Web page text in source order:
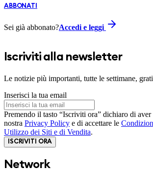
ABBONATI
Sei già abbonato?Accedi e leggi
Iscriviti alla newsletter
Le notizie più importanti, tutte le settimane,
Inserisci la tua email
Premendo il tasto “Iscriviti ora” dichiaro di aver
nostra Privacy Policy e di accettare le
Utilizzo dei Siti e di Vendita.
ISCRIVITI ORA
Network